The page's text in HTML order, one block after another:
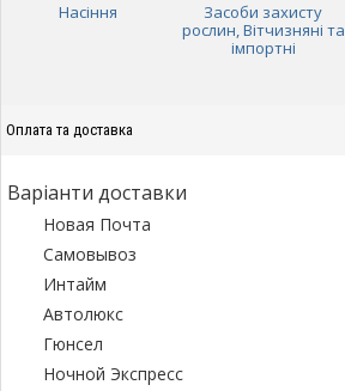
Насіння
Засоби захисту
рослин, Вітчизняні та
імпортні
Оплата та доставка
Варіанти доставки
Новая Почта
Самовывоз
Интайм
Автолюкс
Гюнсел
Ночной Экспресс